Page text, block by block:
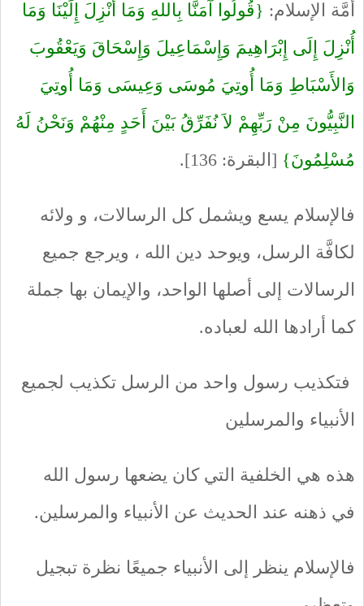
أُمَّة الإسلام: {قُولُوا آَمَنَّا بِاللهِ وَمَا أُنْزِلَ إِلَيْنَا وَمَا
أُنْزِلَ إِلَى إِبْرَاهِيمَ وَإِسْمَاعِيلَ وَإِسْحَاقَ وَيَعْقُوبَ
وَالأَسْبَاطِ وَمَا أُوتِيَ مُوسَى وَعِيسَى وَمَا أُوتِيَ
النَّبِيُّونَ مِنْ رَبِّهِمْ لاَ نُفَرِّقُ بَيْنَ أَحَدٍ مِنْهُمْ وَنَحْنُ لَهُ
مُسْلِمُونَ} [البقرة: 136].
فالإسلام يسع ويشمل كل الرسالات، و ولائه
لكافَّة الرسل، ويوحد دين الله ، ويرجع جميع
الرسالات إلى أصلها الواحد، والإيمان بها جملة
كما أرادها الله لعباده.
فتكذيب رسول واحد من الرسل تكذيب لجميع
الأنبياء والمرسلين
هذه هي الخلفية التي كان يضعها رسول الله
في ذهنه عند الحديث عن الأنبياء والمرسلين.
فالإسلام ينظر إلى الأنبياء جميعًا نظرة تبجيل